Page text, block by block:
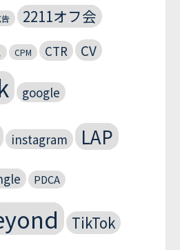
2211オフ会
CPM CTR CV
google
instagram LAP
PDCA
TikTok